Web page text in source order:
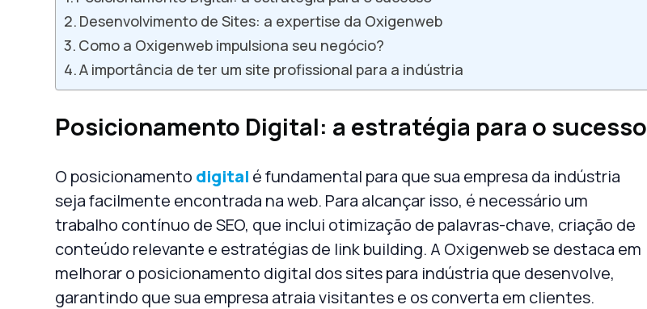
Desenvolvimento de Sites: a expertise da Oxigenweb
Como a Oxigenweb impulsiona seu negócio?
A importância de ter um site profissional para a indústria
Posicionamento Digital: a estratégia para o sucesso
O posicionamento digital é fundamental para que sua empresa da indústria
seja facilmente encontrada na web. Para alcançar isso, é necessário um
trabalho contínuo de SEO, que inclui otimização de palavras-chave, criação de
conteúdo relevante e estratégias de link building. A Oxigenwebse destaca em
melhorar o posicionamento digital dossites para indústria que desenvolve,
garantindo que sua empresa atraia visitantes e os converta em clientes.